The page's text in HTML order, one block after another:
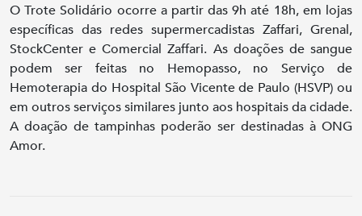
O Trote Solidário ocorre a partir das 9h até 18h, em lojas
específicas das redes supermercadistas Zaffari, Grenal,
StockCenter e Comercial Zaffari. As doações de sangue
podem ser feitas no Hemopasso, no Serviço de
Hemoterapia do Hospital São Vicente de Paulo (HSVP) ou
em outros serviços similares junto aos hospitais da cidade.
A doação de tampinhas poderão ser destinadas à ONG
Amor.